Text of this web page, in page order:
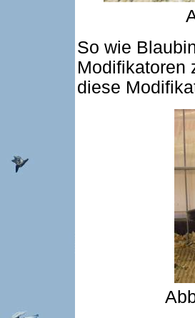
So wie
Modifikatoren
diese